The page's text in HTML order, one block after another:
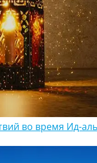
во время Ид-